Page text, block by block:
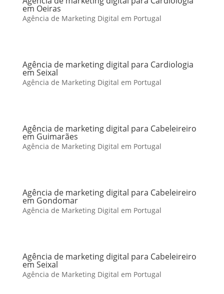
em Oeiras
Agência de Marketing Digital em Portugal
Agência de marketing digital para Cardiologia
em Seixal
Agência de Marketing Digital em Portugal
Agência de marketing digital para Cabeleireiro
em Guimarães
Agência de Marketing Digital em Portugal
Agência de marketing digital para Cabeleireiro
em Gondomar
Agência de Marketing Digital em Portugal
Agência de marketing digital para Cabeleireiro
em Seixal
Agência de Marketing Digital em Portugal